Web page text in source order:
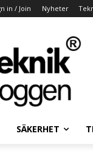
in / Join Nyheter
SÄKERHET